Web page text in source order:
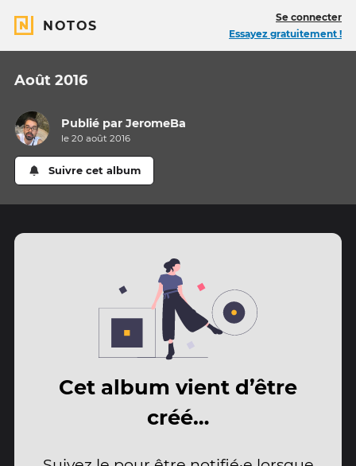
NOTOS
Se connecter
Essayez gratuitement !
Août 2016
Publié parJeromeBa
le 20 août 2016
Suivre cet album
Cet album vient d’être
créé…